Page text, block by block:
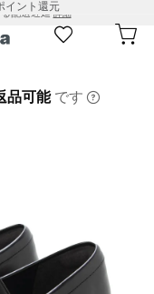
る配送遅延詳細
イント還元
品可能 です